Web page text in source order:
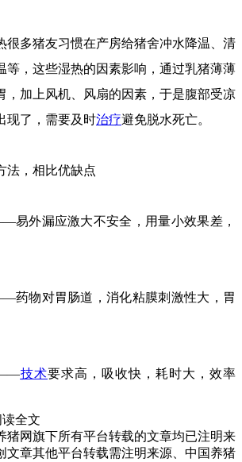
多猪友习惯在产房给猪舍冲水降温、清
等，这些湿热的因素影响，通过乳猪薄薄
，加上风机、风扇的因素，于是腹部受凉
现了，需要及时治疗避免脱水死亡。
法，相比优缺点
易外漏应激大不安全，用量小效果差，
物对胃肠道，消化粘膜刺激性大，胃
技术要求高，吸收快，耗时大，效率
全文
猪网旗下所有平台转载的文章均已注明来
文章其他平台转载需注明来源、中国养猪